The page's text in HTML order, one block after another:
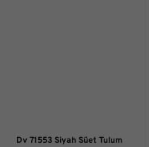
Dv 71553 Siyah Süet Tulum